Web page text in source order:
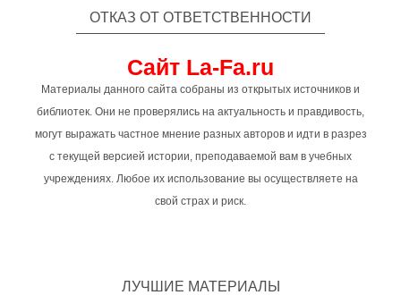
ОТКАЗ ОТ ОТВЕТСТВЕННОСТИ
Сайт La-Fa.ru
Материалы данного сайта собраны из открытых источников и
библиотек. Они не проверялись на актуальность и правдивость,
могут выражать частное мнение разных авторов и идти в разрез
с текущей версией истории, преподаваемой вам в учебных
учреждениях. Любое их использование вы осуществляете на
свой страх и риск.
ЛУЧШИЕ МАТЕРИАЛЫ